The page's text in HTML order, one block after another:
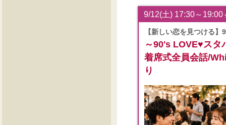
9/12(土) 17:30～19:00
【新しい恋を見つける
～90's LOVE♥スタ
着席式全員会話/
り